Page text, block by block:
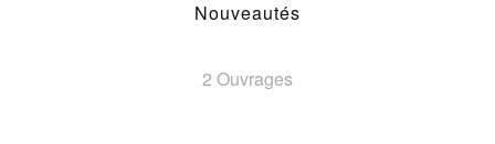
Nouveautés
2 Ouvrages